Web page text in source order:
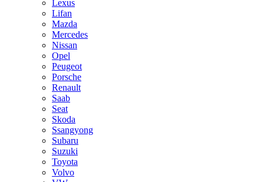
Lexus
Lifan
Mazda
Mercedes
Nissan
Opel
Peugeot
Porsche
Renault
Saab
Seat
Skoda
Ssangyong
Subaru
Suzuki
Toyota
Volvo